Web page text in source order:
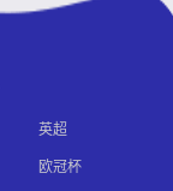
英超
欧冠杯